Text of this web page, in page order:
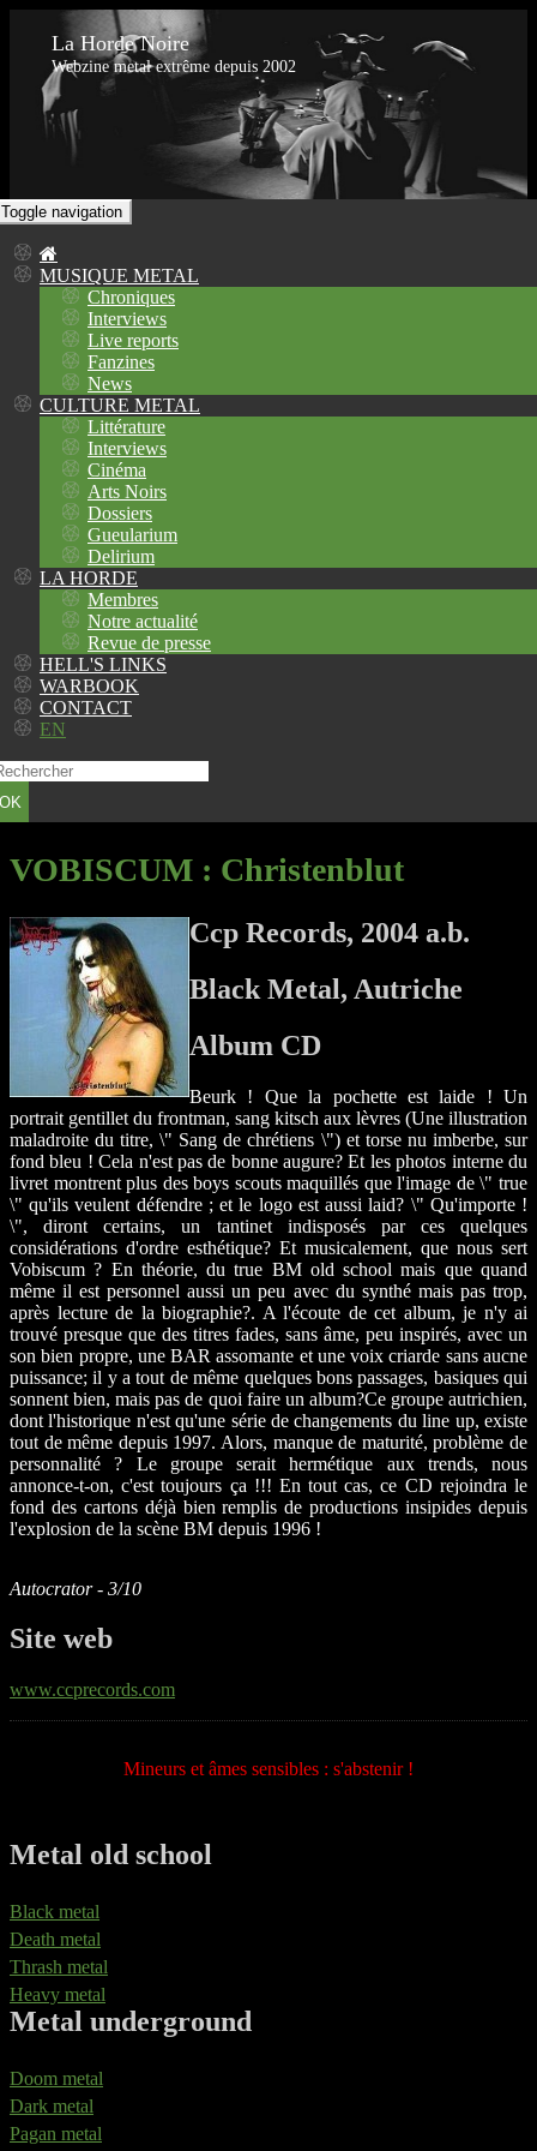
La Horde Noire
Webzine metal extrême depuis 2002
Toggle navigation
MUSIQUE METAL
Chroniques
Interviews
Live reports
Fanzines
News
CULTURE METAL
Littérature
Interviews
Cinéma
Arts Noirs
Dossiers
Gueularium
Delirium
LA HORDE
Membres
Notre actualité
Revue de presse
HELL'S LINKS
WARBOOK
CONTACT
EN
OK
VOBISCUM : Christenblut
Ccp Records, 2004 a.b.
Black Metal, Autriche
Album CD
Beurk ! Que la pochette est laide ! Un
portrait gentillet du frontman, sang kitsch aux lèvres (Une illustration
maladroite du titre, \" Sang de chrétiens \") et torse nu imberbe, sur
fond bleu ! Cela n'est pas de bonne augure? Et les photos interne du
livret montrent plus des boys scouts maquillés que l'image de \" true
\" qu'ils veulent défendre ; et le logo est aussi laid? \" Qu'importe !
\", diront certains, un tantinet indisposés par ces quelques
considérations d'ordre esthétique? Et musicalement, que nous sert
Vobiscum ? En théorie, du true BM old school mais que quand
même il est personnel aussi un peu avec du synthé mais pas trop,
après lecture de la biographie?. A l'écoute de cet album, je n'y ai
trouvé presque que des titres fades, sans âme, peu inspirés, avec un
son bien propre, une BAR assomante et une voix criarde sans aucne
puissance; il y a tout de même quelques bons passages, basiques qui
sonnent bien, mais pas de quoi faire un album?Ce groupe autrichien,
dont l'historique n'est qu'une série de changements du line up, existe
tout de même depuis 1997. Alors, manque de maturité, problème de
personnalité ? Le groupe serait hermétique aux trends, nous
annonce-t-on, c'est toujours ça !!! En tout cas, ce CD rejoindra le
fond des cartons déjà bien remplis de productions insipides depuis
l'explosion de la scène BM depuis 1996 !
Autocrator - 3/10
Site web
www.ccprecords.com
Mineurs et âmes sensibles : s'abstenir !
Metal old school
Black metal
Death metal
Thrash metal
Heavy metal
Metal underground
Doom metal
Dark metal
Pagan metal